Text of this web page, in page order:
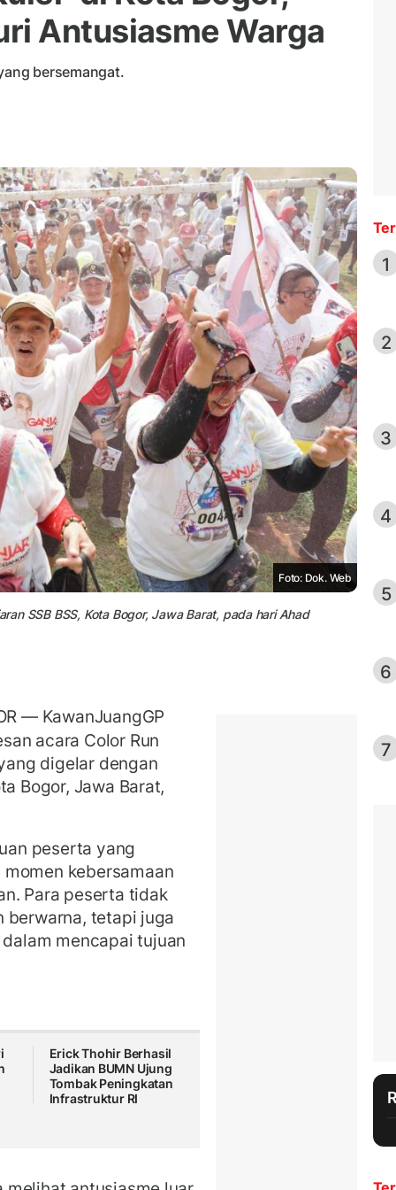
Antusiasme Warga
bersemangat.
Foto: Dok. Web
SSB BSS, Kota Bogor, Jawa Barat, pada hari Ahad
— KawanJuangGP
acara Color Run
digelar dengan
Bogor, Jawa Barat,
peserta yang
kebersamaan
Para peserta tidak
berwarna, tetapi juga
mencapai tujuan
Erick Thohir Berhasil
Jadikan BUMN Ujung
Tombak Peningkatan
Infrastruktur RI
1
2
3
4
5
6
7